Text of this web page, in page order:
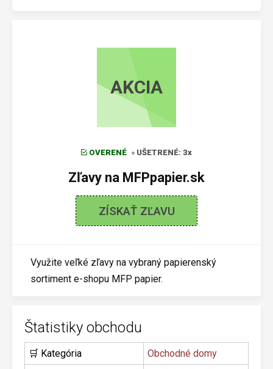
AKCIA
OVERENÉ UŠETRENÉ: 3x
Zľavy na MFPpapier.sk
ZÍSKAŤ ZĽAVU
Využite veľké zľavy na vybraný papierenský
sortiment e-shopu MFP papier.
Štatistiky obchodu
🛒 Kategória
Obchodné domy